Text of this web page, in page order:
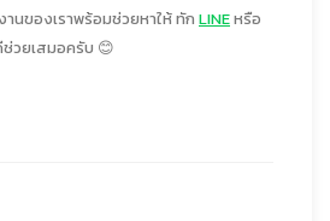
านของเราพร้อมช่วยหาให้ ทัก LINEหรือ
วยเสมอครับ 😊